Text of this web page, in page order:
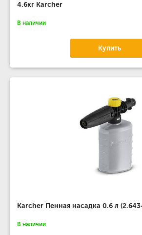
4.6кг Karcher
В наличии
Купить
Karcher Пенная насадка 0.6 л
В наличии